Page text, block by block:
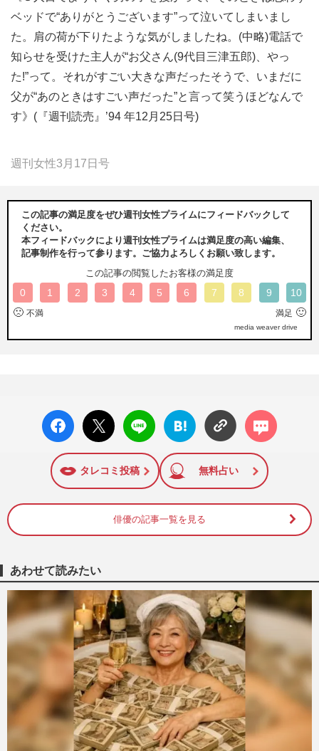
ベッドで“ありがとうございます”って泣いてしまいまし
た。肩の荷が下りたような気がしましたね。(中略)電話で
知らせを受けた主人が“お父さん(9代目三津五郎)、やっ
た!”って。それがすごい大きな声だったそうで、いまだに
父が“あのときはすごい声だった”と言って笑うほどなんで
す》(『週刊読売』’94 年12月25日号)
週刊女性3月17日号
この記事の満足度をぜひ週刊女性プライムにフィードバックして
ください。
本フィードバックにより週刊女性プライムは満足度の高い編集、
記事制作を行って参ります。ご協力よろしくお願い致します。
この記事の閲覧したお客様の満足度
0 1 2 3 4 5 6 7 8 9 10
🙁 不満 満足 🙂
media weaver drive
facebo
ok い
X ポス
ト
LINE
はてな
ブック
に追加
コメン
ト
タレコミ投稿 無料占い
俳優の記事一覧を見る
あわせて読みたい